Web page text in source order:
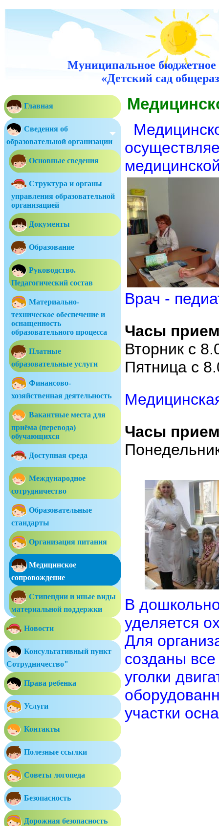
Муниципальное бюджетное
«Детский сад
Главная
Сведения об
образовательной организации
Основные сведения
Структура и органы
управления образовательной
организацией
Документы
Образование
Руководство.
Педагогический состав
Материально-
техническое обеспечение и
оснащенность
образовательного процесса
Платные
образовательные услуги
Финансово-
хозяйственная деятельность
Вакантные места для
приёма (перевода)
обучающихся
Доступная среда
Международное
сотрудничество
Образовательные
стандарты
Организация питания
Медицинское
сопровождение
Стипендии и иные виды
материальной поддержки
Новости
Консультативный пункт
Сотрудничество"
Права ребенка
Услуги
Контакты
Полезные ссылки
Советы логопеда
Безопасность
Дорожная безопасность
Врач -
Часы
Вторник с
Пятница с
Часы
В
уделяется
Для
созданы
уголки
участки